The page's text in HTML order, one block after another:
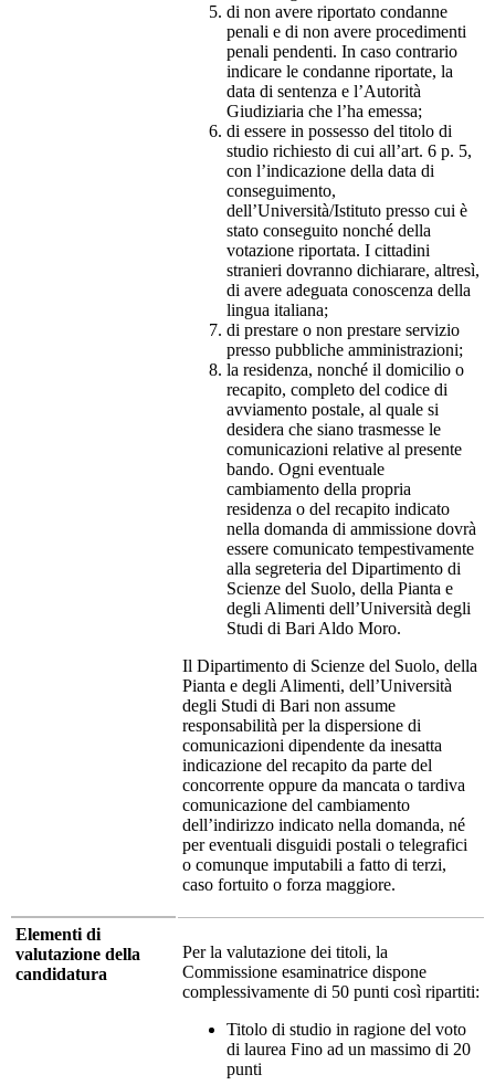
di non avere riportato condanne
penali e di non avere procedimenti
penali pendenti. In caso contrario
indicare le condanne riportate, la
data di sentenza e l’Autorità
Giudiziaria che l’ha emessa;
di essere in possesso del titolo di
studio richiesto di cui all’art. 6 p. 5,
con l’indicazione della data di
conseguimento,
dell’Università/Istituto presso cui è
stato conseguito nonché della
votazione riportata. I cittadini
stranieri dovranno dichiarare, altresì,
di avere adeguata conoscenza della
lingua italiana;
di prestare o non prestare servizio
presso pubbliche amministrazioni;
la residenza, nonché il domicilio o
recapito, completo del codice di
avviamento postale, al quale si
desidera che siano trasmesse le
comunicazioni relative al presente
bando. Ogni eventuale
cambiamento della propria
residenza o del recapito indicato
nella domanda di ammissione dovrà
essere comunicato tempestivamente
alla segreteria del Dipartimento di
Scienze del Suolo, della Pianta e
degli Alimenti dell’Università degli
Studi di Bari Aldo Moro.
Il Dipartimento di Scienze del Suolo, della
Pianta e degli Alimenti, dell’Università
degli Studi di Bari non assume
responsabilità per la dispersione di
comunicazioni dipendente da inesatta
indicazione del recapito da parte del
concorrente oppure da mancata o tardiva
comunicazione del cambiamento
dell’indirizzo indicato nella domanda, né
per eventuali disguidi postali o telegrafici
o comunque imputabili a fatto di terzi,
caso fortuito o forza maggiore.
Elementi di
valutazione della
candidatura
Per la valutazione dei titoli, la
Commissione esaminatrice dispone
complessivamente di 50 punti così ripartiti:
Titolo di studio in ragione del voto
di laurea Fino ad un massimo di 20
punti